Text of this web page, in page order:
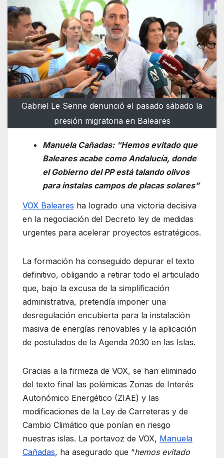
Gabriel Le Senne denunció el pasado sábado la
presión migratoria en Baleares
Manuela Cañadas: “Hemos evitado que
Baleares acabe como Andalucía, donde
el Gobierno del PP está talando olivos
para instalas campos de placas solares”
VOX Baleares ha logrado una victoria decisiva
en la negociación del Decreto ley de medidas
urgentes para acelerar proyectos estratégicos.
La formación ha conseguido depurar el texto
definitivo, obligando a retirar todo el articulado
que, bajo la excusa de la simplificación
administrativa, pretendía imponer una
desregulación encubierta para la instalación
masiva de energías renovables y la aplicación
de postulados de la Agenda 2030 en las Islas.
Gracias a la firmeza de VOX, se han eliminado
del texto final las polémicas Zonas de Interés
Autonómico Energético (ZIAE) y las
modificaciones de la Ley de Carreteras y de
Cambio Climático que ponían en riesgo
nuestras islas. La portavoz de VOX, Manuela
Cañadas, ha asegurado que “hemos evitado